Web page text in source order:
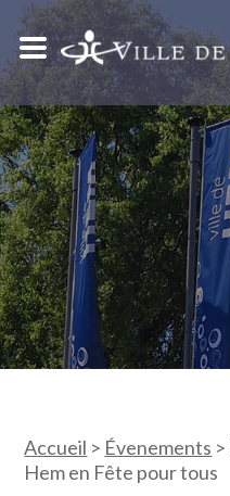
Accueil > Évenements >
Hem en Fête pour tous